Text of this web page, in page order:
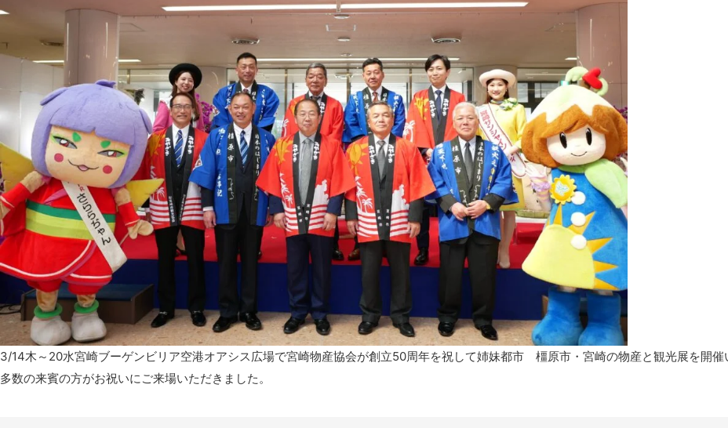
3/14木～20水宮崎ブーゲンビリア空港オアシス広場で宮崎物産協会が創立50周年を祝して姉妹都市 橿原市・宮崎の物産と観光展を開
多数の来賓の方がお祝いにご来場いただきました。